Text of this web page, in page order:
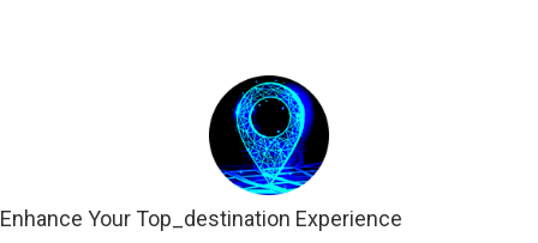
Enhance Your Top_destination Experience